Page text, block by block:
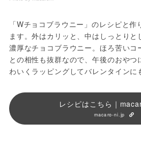
「Wチョコブラウニー」のレシピと
ます。外はカリッと、中はしっとり
濃厚なチョコブラウニー。ほろ苦いコ
との相性も抜群なので、午後のおや
わいくラッピングしてバレンタインに
レシピはこちら｜
macaro-ni.jp